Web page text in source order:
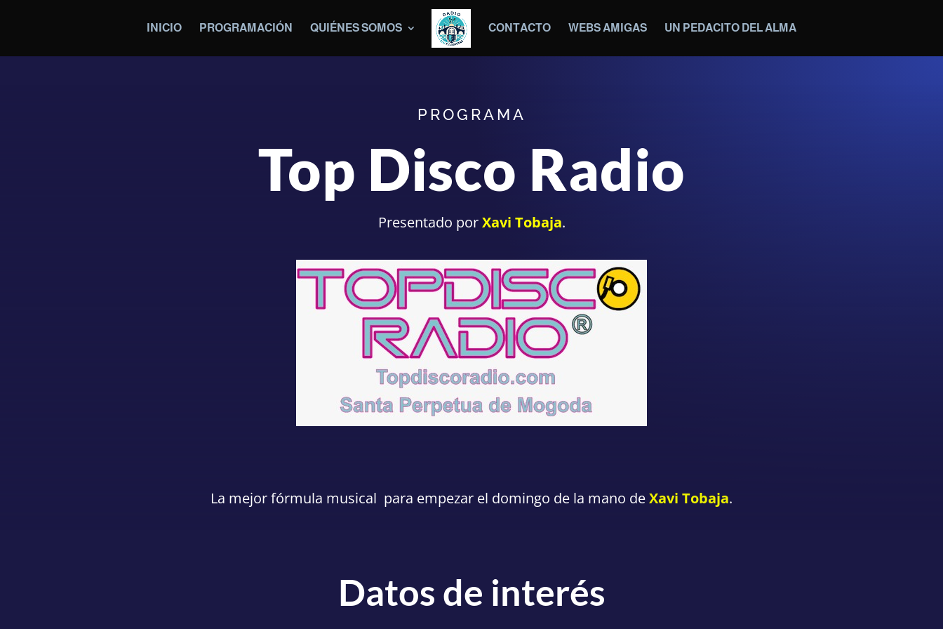
INICIO PROGRAMACIÓN QUIÉNES SOMOS CONTACTO WEBS AMIGAS UN PEDACITO DEL ALMA
PROGRAMA
Top Disco Radio
Presentado porXavi Tobaja.
La mejor fórmula musical para empezar el domingo de la mano deXavi Tobaja.
Datos de interés